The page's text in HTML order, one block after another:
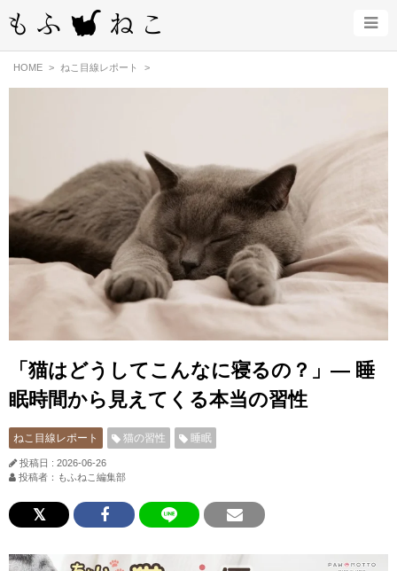
HOME ねこ目線レポート
「猫はどうしてこんなに寝るの？」— 睡
眠時間から見えてくる本当の習性
ねこ目線レポート 猫の習性 睡眠
投稿日 : 2026-06-26
投稿者：もふねこ編集部